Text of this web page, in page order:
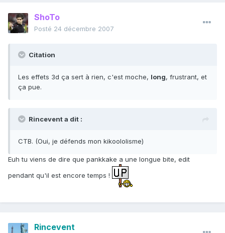
ShoTo
Posté 24 décembre 2007
Citation
Les effets 3d ça sert à rien, c'est moche, long, frustrant, et
ça pue.
Rincevent a dit :
CTB. (Oui, je défends mon kikoololisme)
Euh tu viens de dire que pankkake a une longue bite, edit
pendant qu'il est encore temps !
Rincevent